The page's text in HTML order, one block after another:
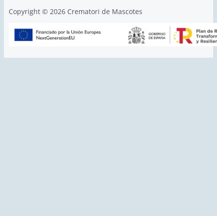
Copyright © 2026 Crematori de Mascotes